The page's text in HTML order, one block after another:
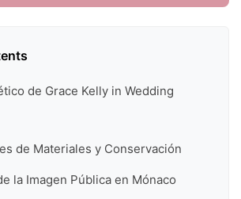
de Grace Kelly in Wedding
de Materiales y Conservación
la Imagen Pública en Mónaco